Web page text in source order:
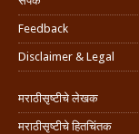
Feedback
Disclaimer & Legal
मराठीसृष्टीचे लेखक
मराठीसृष्टीचे हितचिंतक